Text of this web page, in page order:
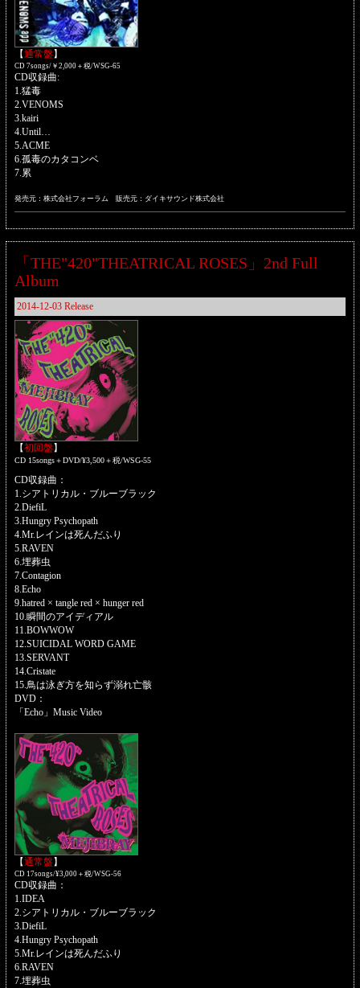
【通常盤】
CD 7songs/￥2,000＋税/WSG-65
CD収録曲:
1.猛毒
2.VENOMS
3.kairi
4.Until…
5.ACME
6.孤毒のカタコンベ
7.累
発売元：株式会社フォーラム 販売元：ダイキサウンド株式会社
「THE"420"THEATRICAL ROSES」2nd Full
Album
2014-12-03 Release
【初回盤】
CD 15songs＋DVD/¥3,500＋税/WSG-55
CD収録曲：
1.シアトリカル・ブルーブラック
2.DiefiL
3.Hungry Psychopath
4.Mr.レインは死んだふり
5.RAVEN
6.埋葬虫
7.Contagion
8.Echo
9.hatred × tangle red × hunger red
10.瞬間のアイディアル
11.BOWWOW
12.SUICIDAL WORD GAME
13.SERVANT
14.Cristate
15.鳥は泳ぎ方を知らず溺れ亡骸
DVD：
「Echo」Music Video
【通常盤】
CD 17songs/¥3,000＋税/WSG-56
CD収録曲：
1.IDEA
2.シアトリカル・ブルーブラック
3.DiefiL
4.Hungry Psychopath
5.Mr.レインは死んだふり
6.RAVEN
7.埋葬虫